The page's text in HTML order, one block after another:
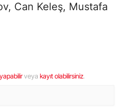
Can Keleş, Mustafa
veya kayıt olabilirsiniz.